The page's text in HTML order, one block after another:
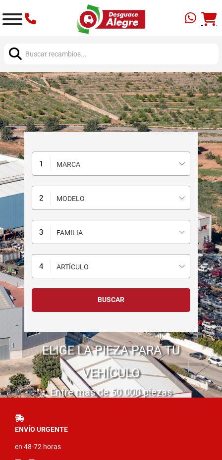
MARCA
MODELO
FAMILIA
ARTÍCULO
ELIGE LA PIEZA PARA TU
VEHÍCULO
Entre mas de 50.000 piezas
ENVÍO URGENTE
en 48-72 horas